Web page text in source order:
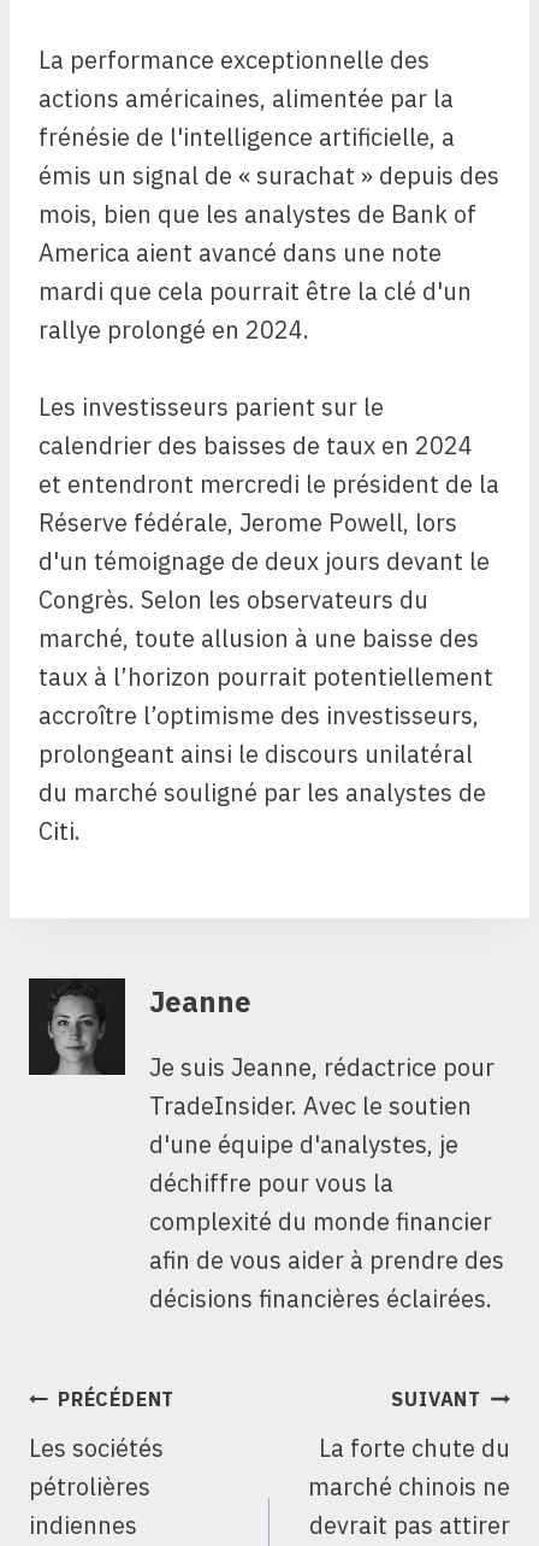
La performance exceptionnelle des
actions américaines, alimentée par la
frénésie de l'intelligence artificielle, a
émis un signal de « surachat » depuis des
mois, bien que les analystes de Bank of
America aient avancé dans une note
mardi que cela pourrait être la clé d'un
rallye prolongé en 2024.
Les investisseurs parient sur le
calendrier des baisses de taux en 2024
et entendront mercredi le président de la
Réserve fédérale, Jerome Powell, lors
d'un témoignage de deux jours devant le
Congrès. Selon les observateurs du
marché, toute allusion à une baisse des
taux à l’horizon pourrait potentiellement
accroître l’optimisme des investisseurs,
prolongeant ainsi le discours unilatéral
du marché souligné par les analystes de
Citi.
Jeanne
Je suis Jeanne, rédactrice pour
TradeInsider. Avec le soutien
d'une équipe d'analystes, je
déchiffre pour vous la
complexité du monde financier
afin de vous aider à prendre des
décisions financières éclairées.
NAVIGATION
L’ARTICLE
PRÉCÉDENT
Les sociétés
pétrolières
indiennes
SUIVANT
La forte chute du
marché chinois ne
devrait pas attirer